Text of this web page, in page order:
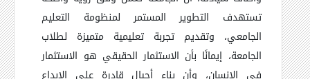
تستهدف التطوير المستمر لمنظومة التعليم
الجامعي، وتقديم تجربة تعليمية متميزة لطلاب
الجامعة، إيمانًا بأن الاستثمار الحقيقي هو الاستثمار